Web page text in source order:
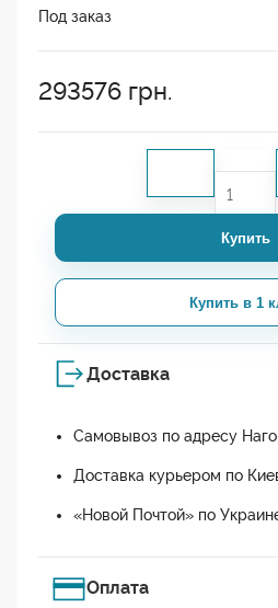
Под заказ
293576 грн.
Купить
Купить в 1
Доставка
Самовывоз по адресу
Доставка курьером по
«Новой Почтой» по
Оплата